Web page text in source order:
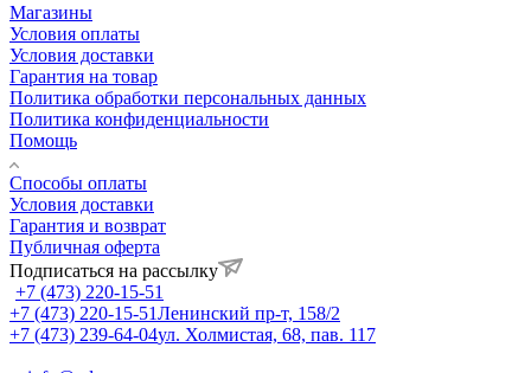
Магазины
Условия оплаты
Условия доставки
Гарантия на товар
Политика обработки персональных данных
Политика конфиденциальности
Помощь
Способы оплаты
Условия доставки
Гарантия и возврат
Публичная оферта
Подписаться на рассылку
+7 (473) 220-15-51
+7 (473) 220-15-51Ленинский пр-т, 158/2
+7 (473) 239-64-04ул. Холмистая, 68, пав. 117